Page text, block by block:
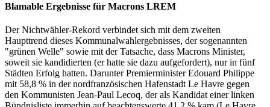
Blamable Ergebnisse für Macrons LREM
Der Nichtwähler-Rekord verbindet sich mit dem zweiten
Haupttrend dieses Kommunalwahlergebnisses, der sogenannten
"grünen Welle" sowie mit der Tatsache, dass Macrons Minister,
soweit sie kandidierten (er hatte sie dazu aufgefordert), nur in fünf
Städten Erfolg hatten. Darunter Premierminister Edouard Philippe
mit 58,8 % in der nordfranzösischen Hafenstadt Le Havre gegen
den Kommunisten Jean-Paul Lecoq, der als Kandidat einer linken